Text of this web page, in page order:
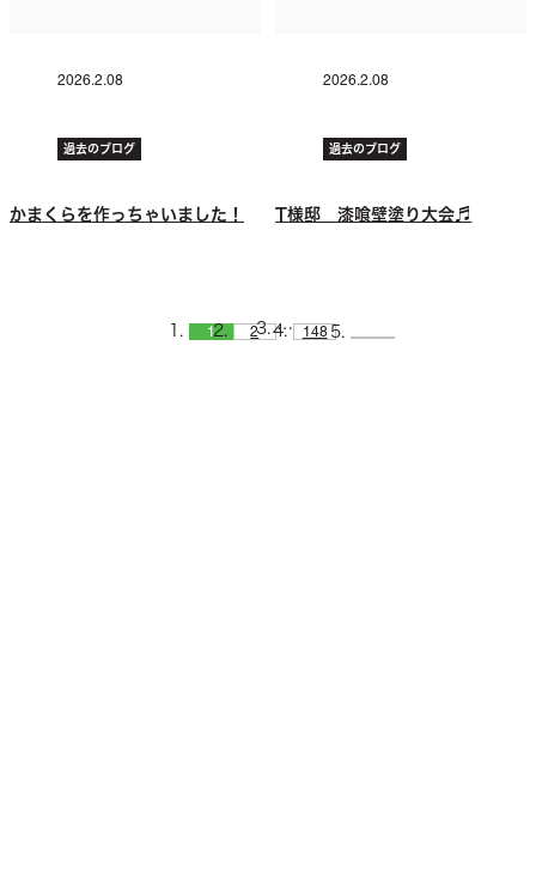
2026.2.08
過去のブログ
かまくらを作っちゃいました！
2026.2.08
過去のブログ
T様邸 漆喰壁塗り大会♬
1 2 … 148